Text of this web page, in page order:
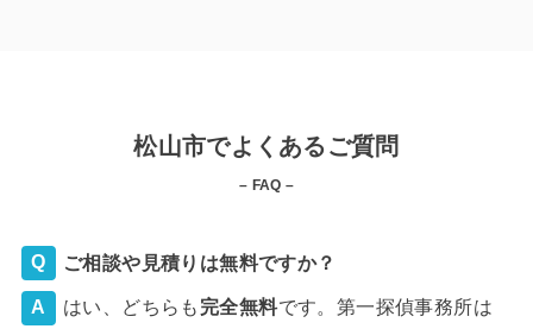
松山市でよくあるご質問
– FAQ –
ご相談や見積りは無料ですか？
はい、どちらも 完全無料です。第一探偵事務所は